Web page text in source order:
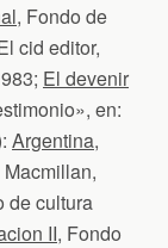
, Fondo de
cid editor,
El devenir
en:
Argentina,
Macmillan,
de cultura
II, Fondo